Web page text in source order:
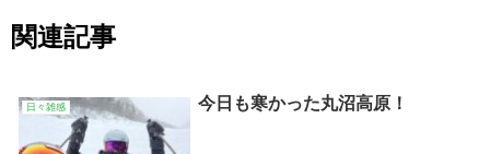
関連記事
日々雑感 今日も寒かった丸沼高原！